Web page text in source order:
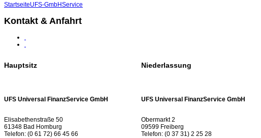
StartseiteUFS-GmbHService
Kontakt & Anfahrt
Hauptsitz Niederlassung
UFS Universal FinanzService GmbH
Elisabethenstraße 50
61348 Bad Homburg
Telefon: (0 61 72) 66 45 66
UFS Universal FinanzService GmbH
Obermarkt 2
09599 Freiberg
Telefon: (0 37 31) 2 25 28